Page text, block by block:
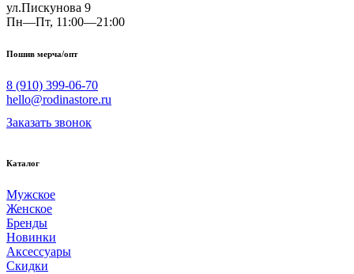
ул.Пискунова 9
Пн—Пт, 11:00—21:00
Пошив мерча/опт
8 (910) 399-06-70
hello@rodinastore.ru
Заказать звонок
Каталог
Мужское
Женское
Бренды
Новинки
Аксессуары
Скидки